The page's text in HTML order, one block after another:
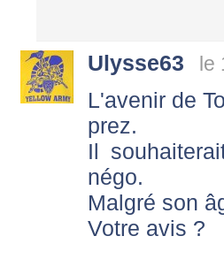
Ulysse63
L'avenir de
prez.
Il
négo.
Malgré son
Votre avis ?